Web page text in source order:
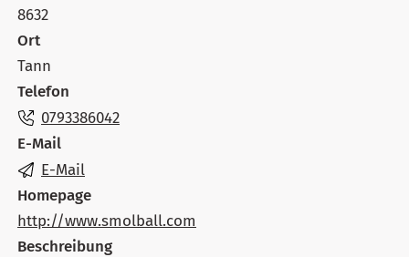
8632
Ort
Tann
Telefon
0793386042
E-Mail
E-Mail
Homepage
http://www.smolball.com
Beschreibung